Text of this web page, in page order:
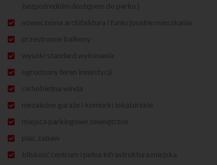
bezpośrednim dostępem do parku )
nowoczesna architektura i funkcjonalne mieszkania
przestronne balkony
wysoki standard wykonania
ogrodzony teren inwestycji
cichobieżna winda
niezależne garaże i komórki lokatorskie
miejsca parkingowe zewnętrzne
plac zabaw
bliskość centrum i pełna infrastruktura miejska